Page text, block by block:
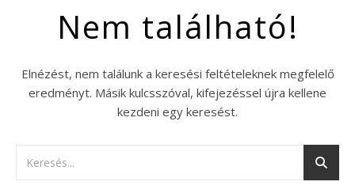
Nem található!
Elnézést, nem találunk a keresési feltételeknek megfelelő
eredményt. Másik kulcsszóval, kifejezéssel újra kellene
kezdeni egy keresést.